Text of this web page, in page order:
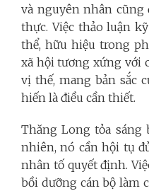
và nguyên nhân cũng
thực. Việc thảo luận
thể, hữu hiệu trong
xã hội tương xứng với
vị thế, mang bản sắc
hiến là điều cần thiết.
Thăng Long tỏa sáng
nhiên, nó cần hội tụ
nhân tố quyết định.
bồi dưỡng cán bộ làm